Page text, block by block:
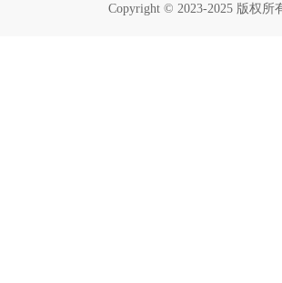
Copyright © 2023-2025 版权所